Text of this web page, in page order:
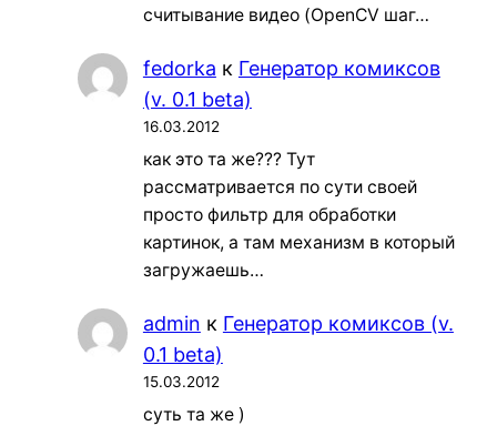
считывание видео (OpenCV шаг…
fedorka к Генератор комиксов
(v. 0.1 beta)
16.03.2012
как это та же??? Тут
рассматривается по сути своей
просто фильтр для обработки
картинок, а там механизм в который
загружаешь…
admin к Генератор комиксов (v.
0.1 beta)
15.03.2012
суть та же )